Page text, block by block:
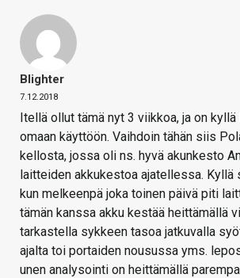
Blighter
7.12.2018
Itellä ollut tämä nyt 3 viikkoa, ja on
omaan käyttöön. Vaihdoin tähän siis
kellosta, jossa oli ns. hyvä akunkesto
laitteiden akkukestoa ajatellessa.
kun melkeenpä joka toinen päivä piti
tämän kanssa akku kestää heittämällä
tarkastella sykkeen tasoa jatkuvalla
ajalta toi portaiden nousussa yms.
unen analysointi on heittämällä